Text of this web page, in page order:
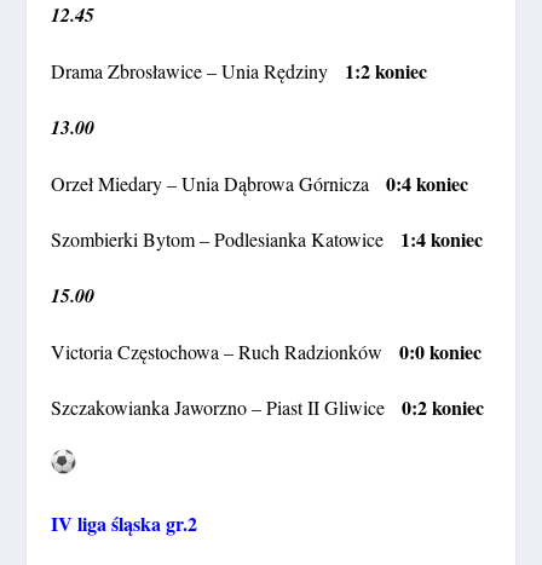
12.45
Drama Zbrosławice – Unia Rędziny 1:2 koniec
13.00
Orzeł Miedary – Unia Dąbrowa Górnicza0:4 koniec
Szombierki Bytom – Podlesianka Katowice 1:4 koniec
15.00
Victoria Częstochowa – Ruch Radzionków 0:0 koniec
Szczakowianka Jaworzno – Piast II Gliwice0:2 koniec
IV liga śląska gr.2